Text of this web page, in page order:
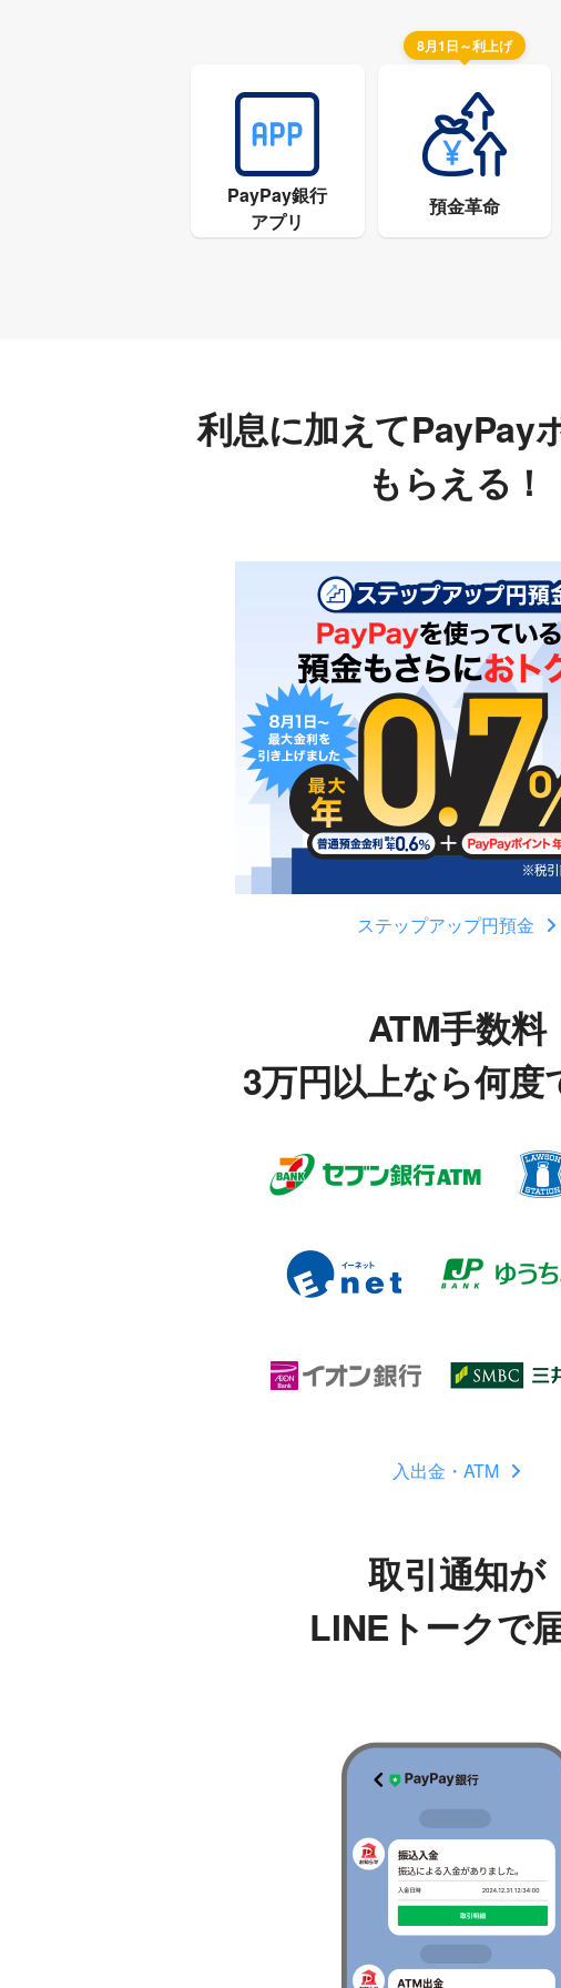
PayPay銀行
アプリ
預金革命
8月1日～利上げ
利息に加えてPayPay
もらえる！
ステップアップ円預金
ATM手数料
3万円以上なら何度
入出金・ATM
取引通知が
LINEトークで